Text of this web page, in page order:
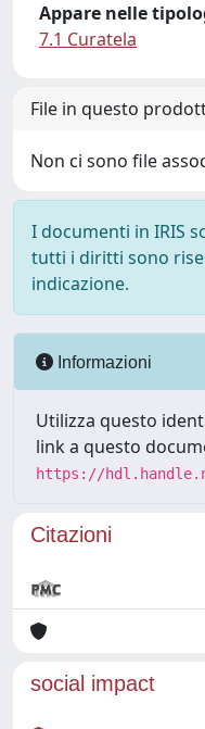
Appare nelle
7.1 Curatela
File in questo
Non ci sono file
I documenti in IRIS
tutti i diritti sono
indicazione.
Informazioni
Utilizza questo
link a questo
https://
Citazioni
social impact